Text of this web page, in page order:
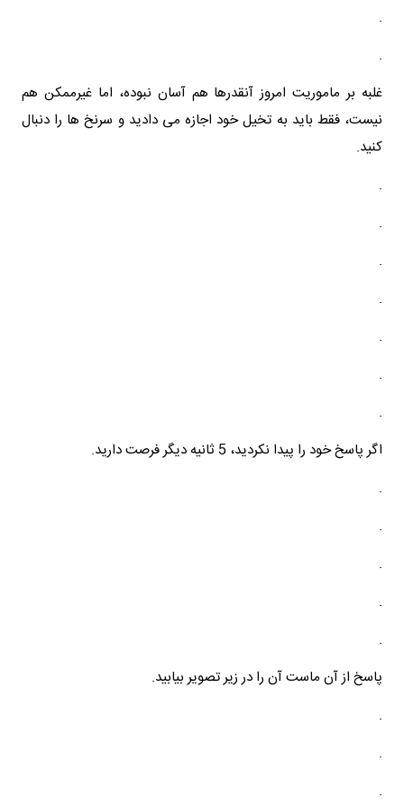
.
.
غلبه بر ماموریت امروز آنقدرها هم آسان نبوده، اما غیرممکن هم
نیست، فقط باید به تخیل خود اجازه می دادید و سرنخ ها را دنبال
کنید.
.
.
.
.
.
.
.
اگر پاسخ خود را پیدا نکردید، 5 ثانیه دیگر فرصت دارید.
.
.
.
.
.
پاسخ از آن ماست آن را در زیر تصویر بیابید.
.
.
.